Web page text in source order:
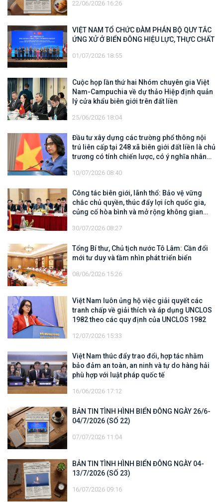
22/06/2026 16:26
VIỆT NAM TỔ CHỨC ĐÀM PHÁN BỘ QUY TẮC
ỨNG XỬ Ở BIỂN ĐÔNG HIỆU LỰC, THỰC CHẤT
01/07/2026 18:55
Cuộc họp lần thứ hai Nhóm chuyên gia Việt
Nam-Campuchia về dự thảo Hiệp định quản
lý cửa khẩu biên giới trên đất liền
25/06/2026 18:04
Đầu tư xây dựng các trường phổ thông nội
trú liên cấp tại 248 xã biên giới đất liền là chủ
trương có tính chiến lược, có ý nghĩa nhân
10/07/2026 08:40
Công tác biên giới, lãnh thổ: Bảo vệ vững
chắc chủ quyền, thúc đẩy lợi ích quốc gia,
củng cố hòa bình và mở rộng không gian
30/07/2026 08:27
Tổng Bí thư, Chủ tịch nước Tô Lâm: Cần đổi
mới tư duy và tầm nhìn phát triển biển
08/06/2026 15:26
Việt Nam luôn ủng hộ việc giải quyết các
tranh chấp về giải thích và áp dụng UNCLOS
1982 theo các quy định của UNCLOS 1982
12/07/2026 15:33
Việt Nam thúc đẩy trao đổi, hợp tác nhằm
bảo đảm an toàn, an ninh và tự do hàng hải
phù hợp với luật pháp quốc tế
16/06/2026 17:12
BẢN TIN TÌNH HÌNH BIỂN ĐÔNG NGÀY 26/6-
04/7/2026 (SỐ 22)
07/07/2026 11:04
BẢN TIN TÌNH HÌNH BIỂN ĐÔNG NGÀY 04-
13/7/2026 (SỐ 23)
16/07/2026 09:16